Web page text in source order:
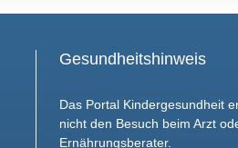
Gesundheitshinweis
Das Portal Kindergesundheit
nicht den Besuch beim Arzt
Ernährungsberater.